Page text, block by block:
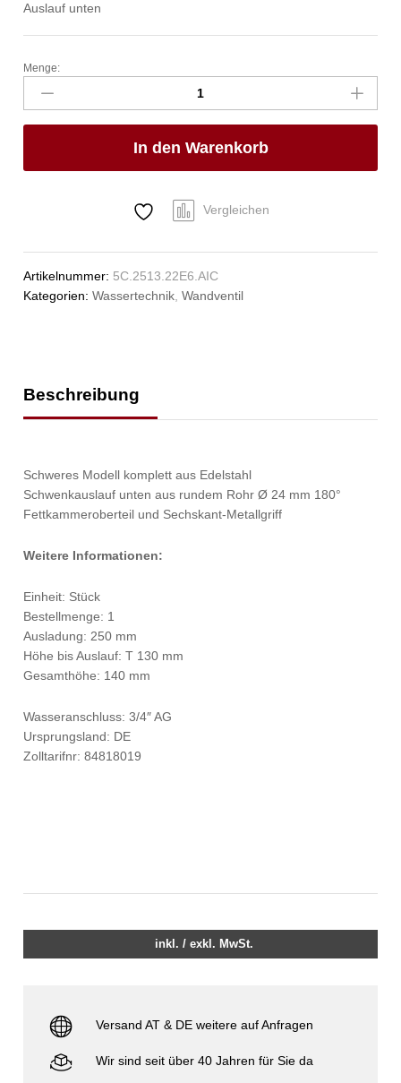
Auslauf unten
clarix
Wandventil
3/4"
Anzahl
Menge:
In den Warenkorb
Vergleichen
Artikelnummer: 5C.2513.22E6.AIC
Kategorien:Wassertechnik,Wandventil
Beschreibung
Schweres Modell komplett aus Edelstahl
Schwenkauslauf unten aus rundem Rohr Ø 24 mm 180°
Fettkammeroberteil und Sechskant-Metallgriff
Weitere Informationen:
Einheit: Stück
Bestellmenge: 1
Ausladung: 250 mm
Höhe bis Auslauf: T 130 mm
Gesamthöhe: 140 mm
Wasseranschluss: 3/4″ AG
Ursprungsland: DE
Zolltarifnr: 84818019
inkl. / exkl. MwSt.
Versand AT & DE weitere auf Anfragen
Wir sind seit über 40 Jahren für Sie da